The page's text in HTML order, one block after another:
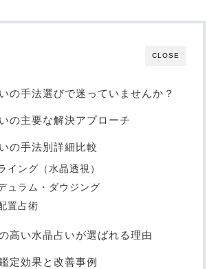
CLOSE
の手法選びで迷っていませんか？
の主要な解決アプローチ
の手法別詳細比較
イング（水晶透視）
ュラム・ダウジング
置占術
高い水晶占いが選ばれる理由
定効果と改善事例